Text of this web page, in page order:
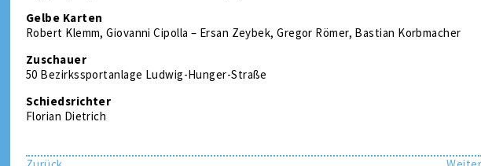
Gelbe Karten
Robert Klemm, Giovanni Cipolla – Ersan Zeybek, Gregor Römer, Bastian Korbmacher
Zuschauer
50 Bezirkssportanlage Ludwig-Hunger-Straße
Schiedsrichter
Florian Dietrich